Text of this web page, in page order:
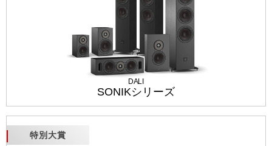
DALI
SONIKシリーズ
特別大賞